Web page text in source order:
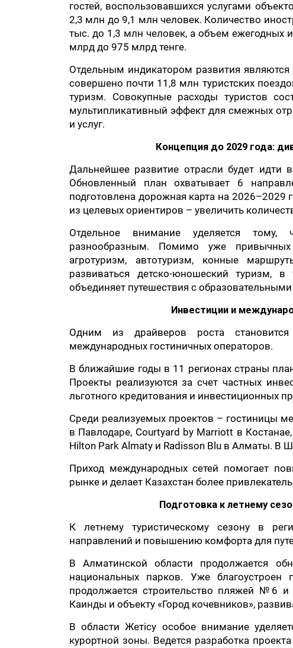
гостей, воспользовавшихся услугами
2,3 млн до 9,1 млн человек. Количество
тыс. до 1,3 млн человек, а объем ежегодных
млрд до 975 млрд тенге.
Отдельным индикатором развития
совершено почти 11,8 млн туристских
туризм. Совокупные расходы туристов
мультипликативный эффект для смежных
и услуг.
Концепция до 2029 года:
Дальнейшее развитие отрасли будет идти
Обновленный план охватывает 6
подготовлена дорожная карта на
из целевых ориентиров – увеличить
Отдельное внимание уделяется тому,
разнообразным. Помимо уже привычных
агротуризм, автотуризм, конные
развиваться детско-юношеский туризм,
объединяет путешествия с
Инвестиции и
Одним из драйверов роста
международных гостиничных операторов.
В ближайшие годы в 11 регионах страны
Проекты реализуются за счет частных
льготного кредитования и инвестиционных
Среди реализуемых проектов – гостиницы
в Павлодаре, Courtyard by Marriott в
Hilton Park Almaty и Radisson Blu в Алматы. В
Приход международных сетей помогает
рынке и делает Казахстан более
Подготовка к летнему
К летнему туристическому сезону в
направлений и повышению комфорта для
В Алматинской области продолжается
национальных парков. Уже
продолжается строительство пляжей №6
Каинды и объекту «Город кочевников»,
В области Жетісу особое внимание
курортной зоны. Ведется разработка